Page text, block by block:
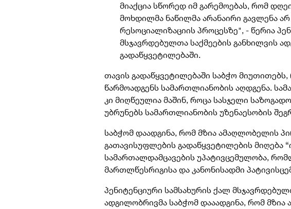
მიაქცია სწორედ იმ გარემოებას, რომ
მოხდილმა ნაწილმა არანაირი გავლენა
რესოციალიზაციის პროცესზე", - წერია
მსჯავრდებულთა საქმეების განხილვის
გადაწყვეტილებაში.
თავის გადაწყვეტილებაში საბჭო მიუთითებს,
წარმოადგენს სამართლიანობის აღდგენა.
კი მიღწეულია მაშინ, როცა სასჯელი
უბრუნებს სამართლიანობის უზენაესობის
საბჭომ დაადგინა, რომ მზია ამაღლობელის
გათავისუფლების გადაწყვეტილების მიღება
სამართალდამცავების უპატივცემულობა,
მართლწესრიგისა და კანონისადმი
პენიტენციური სამსახურის ქალ
ადგილობრივმა საბჭომ დააადგინა, რომ